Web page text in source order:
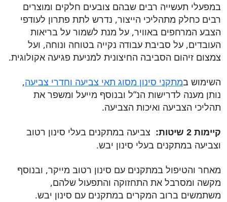
במפעלי תעשייה רבים שבהם צובעים חלקים ומוצרים
רבים כחלק מתהליכי הייצור, נדרש לתת פתרון לעודפי
הצבע המרחפים באוויר, על מנת לשמור על בריאות
העובדים, על סביבת עבודה נקייה בטוחה ונוחה, ועל
צמצום זיהום הסביבה החיצונית למניעת פגיעה אקולוגית.
השימוש במתקני סינון מסוג תאי צביעה וחדרי צביעה,
נותן מענה לדרישות הנ”ל ובנוסף מייעל ומשפר את
תהליכי הצביעה ואיכות הצביעה.
קיימות 2 שיטות:
צביעה במתקנים בעלי סינון רטוב
וצביעה במתקנים בעלי סינון יבש.
מאחר והטיפול במתקנים עם סינון רטוב מייקר, ובנוסף
מקשה ומסרבל את התחזוקה והתפעול שלהם,
משתמשים ברוב המקרים במתקנים עם סינון יבש.